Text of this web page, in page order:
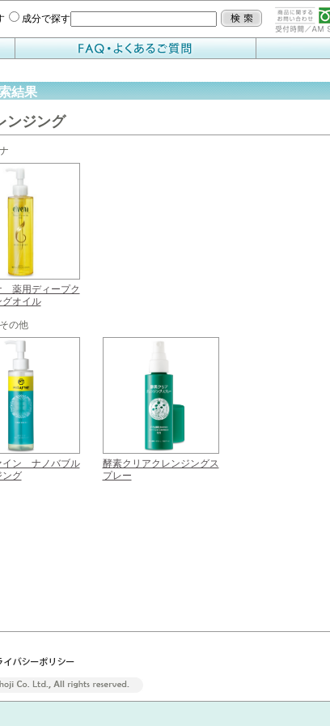
成分で探す
結果
ンジング
薬用ディープク
グオイル
の他
イン ナノバブル
ング
酵素クリアクレンジングス
プレー